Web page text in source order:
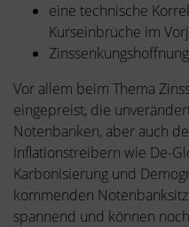
eine technische
Kurseinbrüche im
Vor allem beim Thema
eingepreist, die
Notenbanken, aber auch
Inflationstreibern wie De-
Karbonisierung und
kommenden
spannend und können